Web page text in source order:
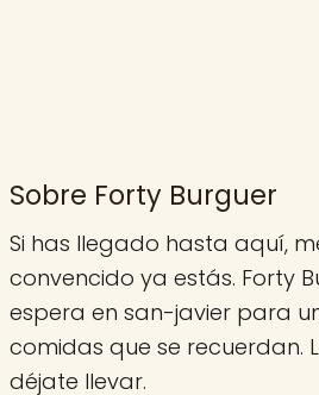
Sobre Forty Burguer
Si has llegado hasta aquí,
convencido ya estás. Forty
espera en san-javier para
comidas que se recuerdan.
déjate llevar.